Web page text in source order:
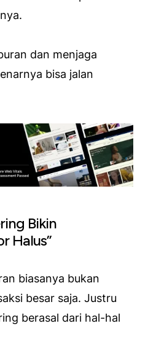
dan menjaga
bisa jalan
Bikin
Halus”
biasanya bukan
besar saja. Justru
berasal dari hal-hal